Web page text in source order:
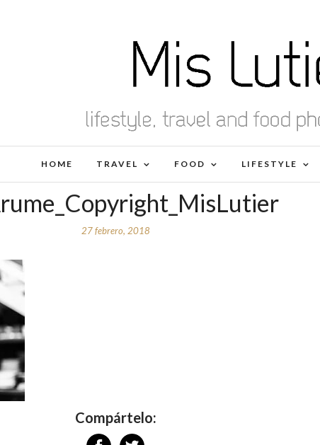
HOME TRAVEL FOOD LIFESTYLE
27 febrero, 2018
Compártelo: